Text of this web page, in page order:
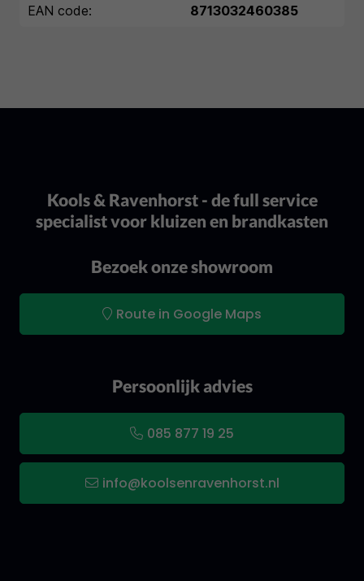
EAN code:
8713032460385
Kools & Ravenhorst - de full service
specialist voor kluizen en brandkasten
Bezoek onze showroom
Route in Google Maps
Persoonlijk advies
085 877 19 25
info@koolsenravenhorst.nl